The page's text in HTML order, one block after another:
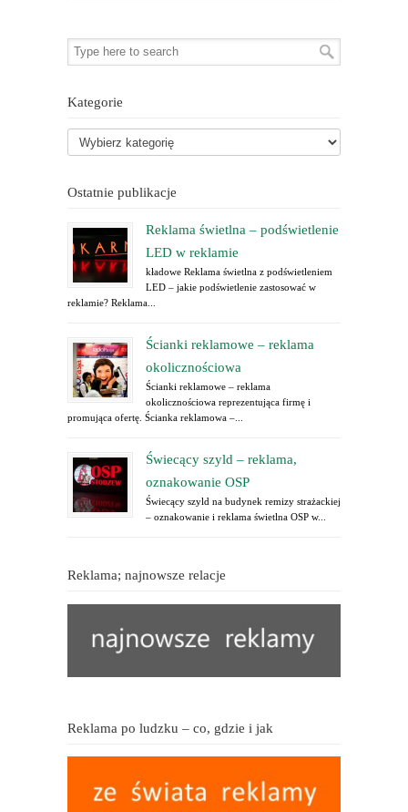
Kategorie
Ostatnie publikacje
Reklama świetlna – podświetlenie
LED w reklamie
kładowe Reklama świetlna z podświetleniem
LED – jakie podświetlenie zastosować w
reklamie? Reklama...
Ścianki reklamowe – reklama
okolicznościowa
Ścianki reklamowe – reklama
okolicznościowa reprezentująca firmę i
promująca ofertę. Ścianka reklamowa –...
Świecący szyld – reklama,
oznakowanie OSP
Świecący szyld na budynek remizy strażackiej
– oznakowanie i reklama świetlna OSP w...
Reklama; najnowsze relacje
Reklama po ludzku – co, gdzie i jak